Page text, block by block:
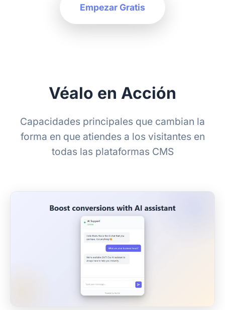
Empezar Gratis
Véalo en Acción
Capacidades principales que cambian la
forma en que atiendes a los visitantes en
todas las plataformas CMS